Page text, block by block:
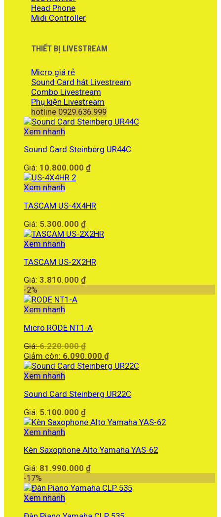
Head Phone
Midi Controller
THIẾT BỊ LIVESTREAM
Micro giá rẻ
Sound Card hát Livestream
Combo Livestream
Phụ kiện Livestream
hotline 0929.636.999
Xem nhanh
Sound Card Steinberg UR44C
Giá: 10.800.000 ₫
Xem nhanh
TASCAM US-4X4HR
Giá: 5.300.000 ₫
Xem nhanh
TASCAM US-2X2HR
Giá: 3.810.000 ₫
-2%
Xem nhanh
Micro RODE NT1-A
Giá:6.220.000₫
gốc
là:
Giảm còn: 6.090.000 ₫Giá
hiện
6.090.000 ₫.
Xem nhanh
Sound Card Steinberg UR22C
Giá: 5.100.000 ₫
Xem nhanh
Kèn Saxophone Alto Yamaha YAS-62
Giá: 81.990.000 ₫
-17%
Xem nhanh